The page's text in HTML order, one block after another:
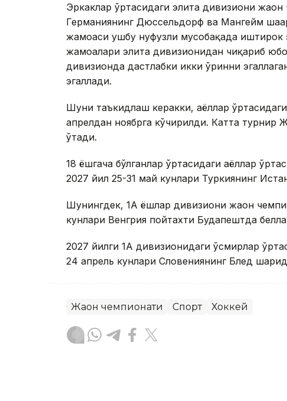
Эркаклар ўртасидаги элита дивизиони
Германиянинг Дюссельдорф ва Мангейм
жамоаси ушбу нуфузли мусобақада
жамоалари элита дивизионидан чиқариб
дивизионда дастлабки икки ўринни
эгаллади.
Шуни таъкидлаш керакки, аёллар
апрелдан ноябрга кўчирилди. Катта турнир
ўтади.
18 ёшгача бўлганлар ўртасидаги аёллар
2027 йил 25-31 май кунлари Туркиянинг
Шунингдек, 1А ёшлар дивизиони жаҳон
кунлари Венгрия пойтахти Будапештда
2027 йилги 1А дивизионидаги ўсмирлар
24 апрель кунлари Словениянинг Блед
Жаҳон чемпионати Спорт Хоккей